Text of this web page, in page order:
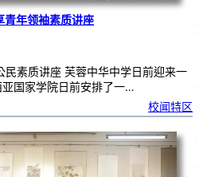
青年领袖素质讲座
民素质讲座 芙蓉中华中学日前迎来一
国家学院日前安排了一…
校闻特区